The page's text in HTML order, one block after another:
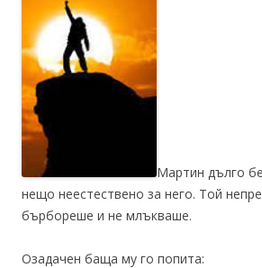
Мартин дълго
нещо неестествено за него. Той
бърбореше и не млъкваше.
Озадачен баща му го попита: